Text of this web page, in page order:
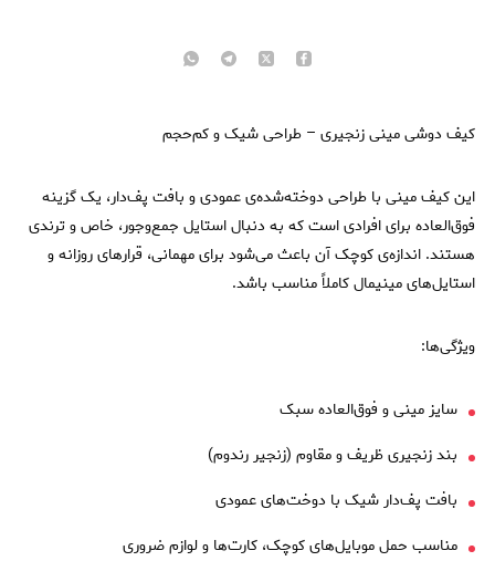
کیف دوشی مینی زنجیری – طراحی شیک و کم‌حجم
این کیف مینی با طراحی دوخته‌شده‌ی عمودی و بافت پف‌دار، یک گزینه
فوق‌العاده برای افرادی است که به دنبال استایل جمع‌وجور، خاص و ترندی
هستند. اندازه‌ی کوچک آن باعث می‌شود برای مهمانی، قرارهای روزانه و
استایل‌های مینیمال کاملاً مناسب باشد.
ویژگی‌ها:
سایز مینی و فوق‌العاده سبک
بند زنجیری ظریف و مقاوم (زنجیر رندوم)
بافت پف‌دار شیک با دوخت‌های عمودی
مناسب حمل موبایل‌های کوچک، کارت‌ها و لوازم ضروری